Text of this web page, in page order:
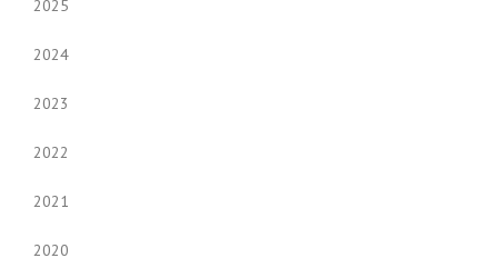
2025
2024
2023
2022
2021
2020